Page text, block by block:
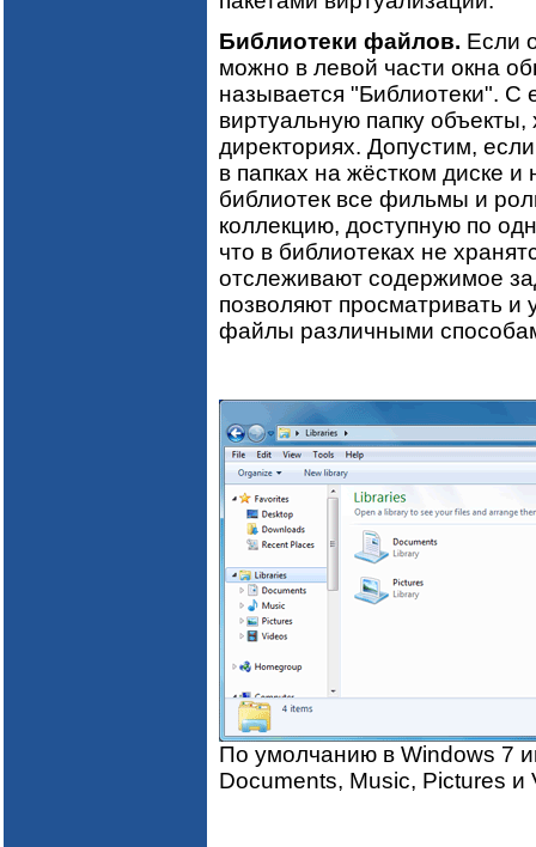
Библиотеки файлов. Если
можно в левой части окна
называется "Библиотеки".
виртуальную папку
директориях. Допустим,
в папках на жёстком диске
библиотек все фильмы и
коллекцию, доступную по
что в библиотеках не
отслеживают содержимое
позволяют просматривать и
файлы различными
По умолчанию в Windows 7
Documents, Music, Pictures и